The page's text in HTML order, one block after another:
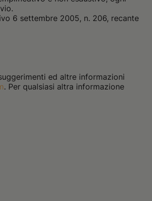
6 settembre 2005, n. 206, recante
ed altre informazioni
. Per qualsiasi altra informazione